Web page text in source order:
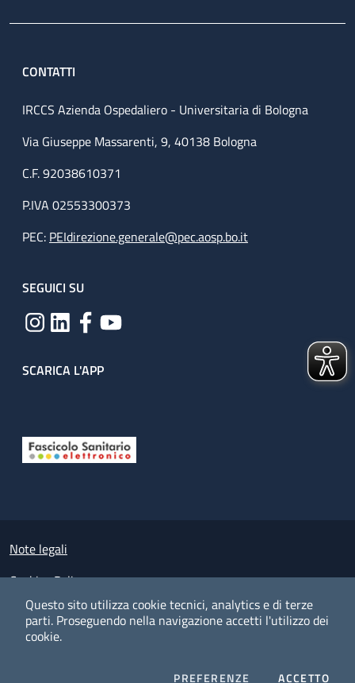
Questo sito utilizza cookie tecnici, analytics e di terze
parti. Proseguendo nella navigazione accetti l'utilizzo dei
cookie.
PREFERENZE COOKIESACCETTOI
CONTATTI
IRCCS Azienda Ospedaliero - Universitaria di Bologna
Via Giuseppe Massarenti, 9, 40138 Bologna
C.F. 92038610371
P.IVA 02553300373
PEC: PEIdirezione.generale@pec.aosp.bo.it
SEGUICI SU
SCARICA L'APP
Small prints
Note legali
Cookies Policy
Policy privacy e protezione del dato personale
Albo pretorio on-line